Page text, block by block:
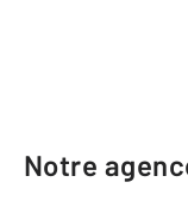
Notre